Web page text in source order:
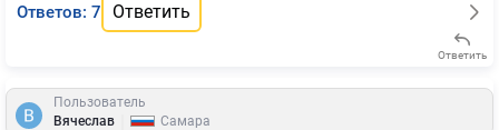
Ответов: 7 Ответить
Ответить
Пользователь
Вячеслав
Самара